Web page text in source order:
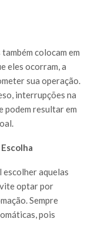
colocam em
eles ocorram, a
sua operação.
interrupções na
podem resultar em
escolher aquelas
optar por
Sempre
pois